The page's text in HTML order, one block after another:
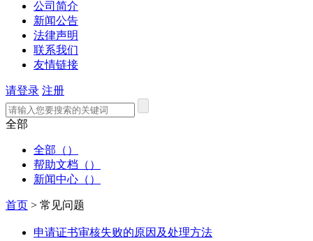
公司简介
新闻公告
法律声明
联系我们
友情链接
请登录 注册
全部
全部（）
帮助文档（）
新闻中心（）
首页 > 常见问题
申请证书审核失败的原因及处理方法